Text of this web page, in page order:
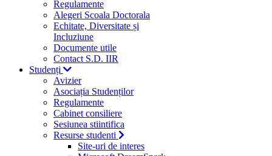
Regulamente
Alegeri Scoala Doctorala
Echitate, Diversitate și
Incluziune
Documente utile
Contact S.D. IIR
Studenți
Avizier
Asociația Studenților
Regulamente
Cabinet consiliere
Sesiunea stiintifica
Resurse studenti
Site-uri de interes